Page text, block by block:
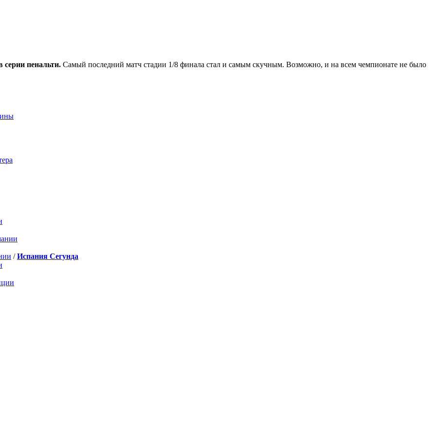
пенальти. Самый последний матч стадии 1/8 финала стал и самым скучным. Возможно, и на всем чемпионате не было
/Испания Сегунда